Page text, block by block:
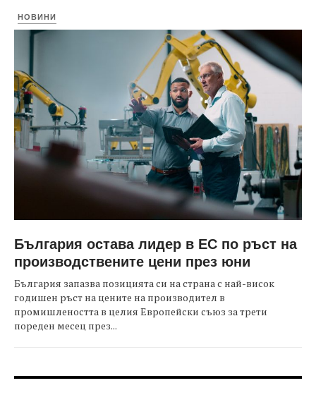
НОВИНИ
България остава лидер в ЕС по ръст на
производствените цени през юни
България запазва позицията си на страна с най-висок
годишен ръст на цените на производител в
промишлеността в целия Европейски съюз за трети
пореден месец през...